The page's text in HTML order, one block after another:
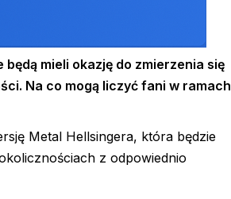
mieli okazję do zmierzenia się
Na co mogą liczyć fani w ramach
Metal Hellsingera, która będzie
z odpowiednio